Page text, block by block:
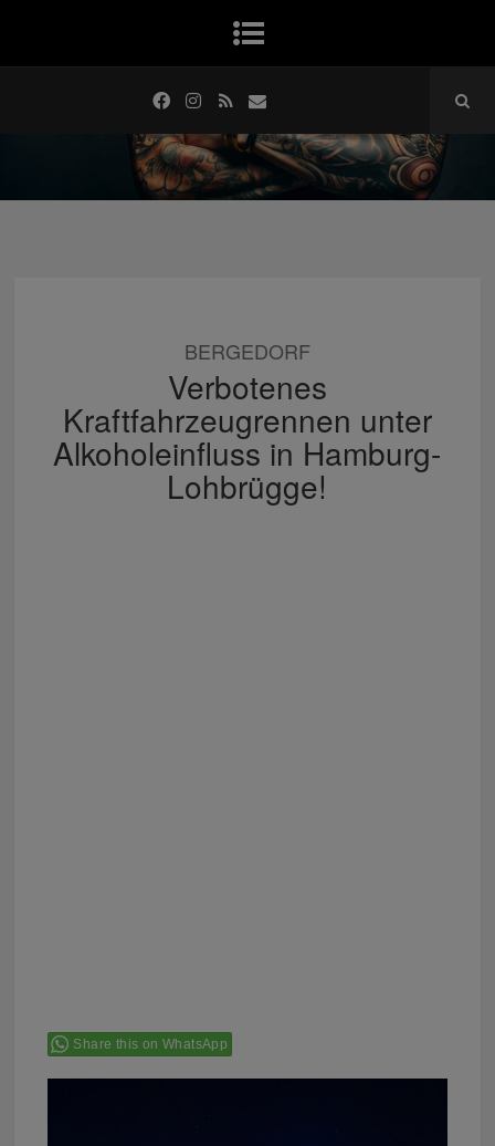
BERGEDORF
Verbotenes
Kraftfahrzeugrennen unter
Alkoholeinfluss in Hamburg-
Lohbrügge!
Share this on WhatsApp